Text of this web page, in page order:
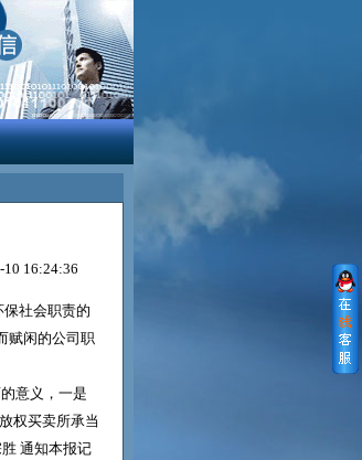
10 16:24:36
社会职责的
赋闲的公司职
意义，一是
权买卖所承当
通知本报记